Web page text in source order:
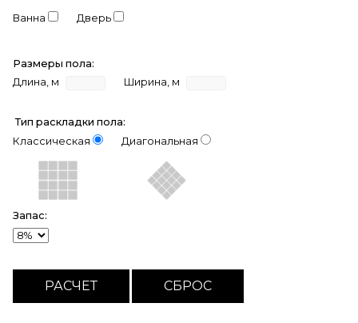
Ванна Дверь
Размеры пола:
Длина, м
Ширина, м
Тип раскладки пола:
Классическая
Диагональная
Запас: